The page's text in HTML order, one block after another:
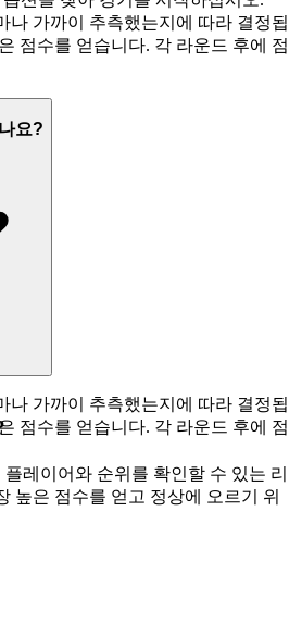
나 가까이 추측했는지에 따라 결정됩
점수를 얻습니다. 각 라운드 후에 점
요?
나 가까이 추측했는지에 따라 결정됩
점수를 얻습니다. 각 라운드 후에 점
플레이어와 순위를 확인할 수 있는 리
높은 점수를 얻고 정상에 오르기 위